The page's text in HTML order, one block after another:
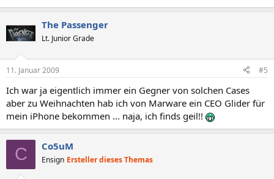
The Passenger
Lt. Junior Grade
11. Januar 2009 #5
Ich war ja eigentlich immer ein Gegner von solchen Cases
aber zu Weihnachten hab ich von Marware ein CEO Glider für
mein iPhone bekommen ... naja, ich finds geil!!
C Co5uM
Ensign Ersteller dieses Themas